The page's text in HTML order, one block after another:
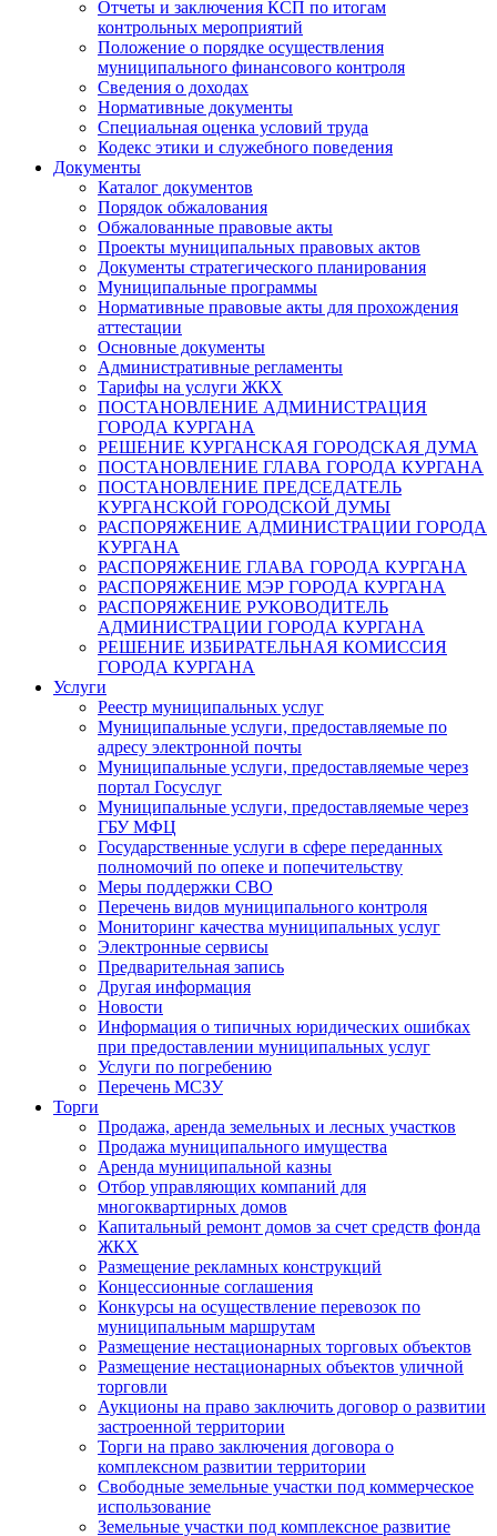
Отчеты и заключения КСП по итогам
контрольных мероприятий
Положение о порядке осуществления
муниципального финансового контроля
Сведения о доходах
Нормативные документы
Специальная оценка условий труда
Кодекс этики и служебного поведения
Документы
Каталог документов
Порядок обжалования
Обжалованные правовые акты
Проекты муниципальных правовых актов
Документы стратегического планирования
Муниципальные программы
Нормативные правовые акты для прохождения
аттестации
Основные документы
Административные регламенты
Тарифы на услуги ЖКХ
ПОСТАНОВЛЕНИЕ АДМИНИСТРАЦИЯ
ГОРОДА КУРГАНА
РЕШЕНИЕ КУРГАНСКАЯ ГОРОДСКАЯ ДУМА
ПОСТАНОВЛЕНИЕ ГЛАВА ГОРОДА КУРГАНА
ПОСТАНОВЛЕНИЕ ПРЕДСЕДАТЕЛЬ
КУРГАНСКОЙ ГОРОДСКОЙ ДУМЫ
РАСПОРЯЖЕНИЕ АДМИНИСТРАЦИИ ГОРОДА
КУРГАНА
РАСПОРЯЖЕНИЕ ГЛАВА ГОРОДА КУРГАНА
РАСПОРЯЖЕНИЕ МЭР ГОРОДА КУРГАНА
РАСПОРЯЖЕНИЕ РУКОВОДИТЕЛЬ
АДМИНИСТРАЦИИ ГОРОДА КУРГАНА
РЕШЕНИЕ ИЗБИРАТЕЛЬНАЯ КОМИССИЯ
ГОРОДА КУРГАНА
Услуги
Реестр муниципальных услуг
Муниципальные услуги, предоставляемые по
адресу электронной почты
Муниципальные услуги, предоставляемые через
портал Госуслуг
Муниципальные услуги, предоставляемые через
ГБУ МФЦ
Государственные услуги в сфере переданных
полномочий по опеке и попечительству
Меры поддержки СВО
Перечень видов муниципального контроля
Мониторинг качества муниципальных услуг
Электронные сервисы
Предварительная запись
Другая информация
Новости
Информация о типичных юридических ошибках
при предоставлении муниципальных услуг
Услуги по погребению
Перечень МСЗУ
Торги
Продажа, аренда земельных и лесных участков
Продажа муниципального имущества
Аренда муниципальной казны
Отбор управляющих компаний для
многоквартирных домов
Капитальный ремонт домов за счет средств фонда
ЖКХ
Размещение рекламных конструкций
Концессионные соглашения
Конкурсы на осуществление перевозок по
муниципальным маршрутам
Размещение нестационарных торговых объектов
Размещение нестационарных объектов уличной
торговли
Аукционы на право заключить договор о развитии
застроенной территории
Торги на право заключения договора о
комплексном развитии территории
Свободные земельные участки под коммерческое
использование
Земельные участки под комплексное развитие